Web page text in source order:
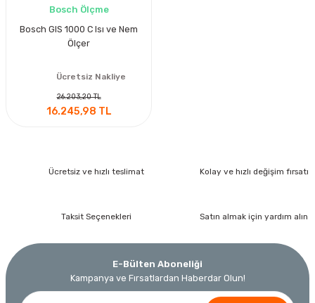
Bosch Ölçme
Bosch GIS 1000 C Isı ve Nem
Ölçer
Ücretsiz Nakliye
26.203,20 TL
16.245,98 TL
Ücretsiz ve hızlı teslimat Kolay ve hızlı değişim fırsatı
Taksit Seçenekleri Satın almak için yardım alın
E-Bülten Aboneliği
Kampanya ve Fırsatlardan Haberdar Olun!